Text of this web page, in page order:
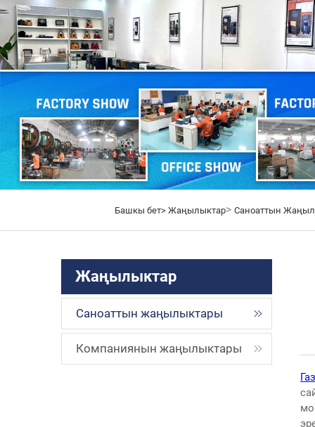
Башкы бет> Жаңылыктар> Саноаттын
Жаңылыктар
Саноаттын жаңылыктары
Компаниянын жаңылыктары